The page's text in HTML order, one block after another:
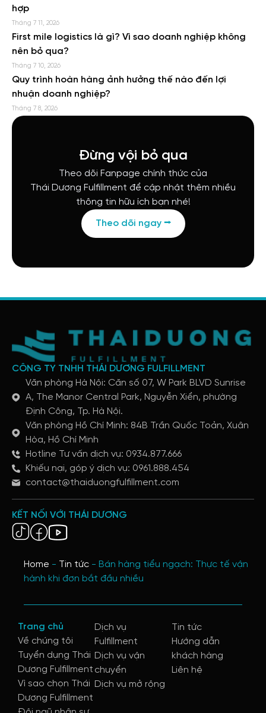
hợp
Tháng 7 11, 2026
First mile logistics là gì? Vì sao doanh nghiệp không
nên bỏ qua?
Tháng 7 10, 2026
Quy trình hoàn hàng ảnh hưởng thế nào đến lợi
nhuận doanh nghiệp?
Tháng 7 8, 2026
Đừng vội bỏ qua
Theo dõi Fanpage chính thức của
Thái Dương Fulfillment để cập nhật thêm nhiều
thông tin hữu ích bạn nhé!
Theo dõi ngay ⭢
CÔNG TY TNHH THÁI DƯƠNG FULFILLMENT
Văn phòng Hà Nội: Căn số 07, W Park BLVD Sunrise
A, The Manor Central Park, Nguyễn Xiển, phường
Định Công, Tp. Hà Nội.
Văn phòng Hồ Chí Minh: 84B Trần Quốc Toản, Xuân
Hòa, Hồ Chí Minh
Hotline Tư vấn dịch vụ: 0934.877.666
Khiếu nại, góp ý dịch vụ: 0961.888.454
contact@thaiduongfulfillment.com
KẾT NỐI VỚI THÁI DƯƠNG
Home - Tin tức - Bán hàng tiểu ngạch: Thực tế vận
hành khi đơn bắt đầu nhiều
Trang chủ
Về chúng tôi
Tuyển dụng Thái
Dương Fulfillment
Vì sao chọn Thái
Dương Fulfillment
Dịch vụ
Fulfillment
Dịch vụ vận
chuyển
Dịch vụ mở rộng
Tin tức
Hướng dẫn
khách hàng
Liên hệ